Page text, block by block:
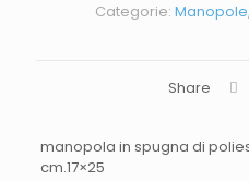
Categorie: Manopole,
Share
manopola in spugna di
cm.17×25